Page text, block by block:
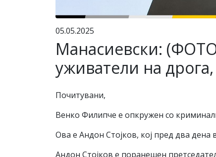
05.05.2025
Манасиевски:
уживатели на
Почитувани,
Венко Филипче е опкружен со
Ова е Андон Стојков, кој пред два
Андон Стојков е поранешен